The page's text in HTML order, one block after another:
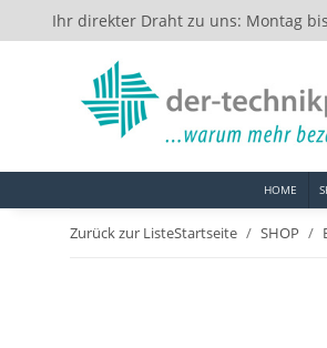
Ihr direkter Draht zu uns: Montag
HOME
Zurück zur ListeStartseite SHOP